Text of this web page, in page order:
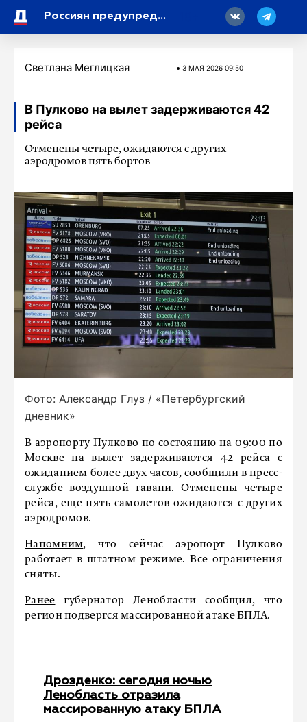
Россиян предупредили о мошенниках под видом дачных мастеров
Светлана Меглицкая 3 МАЯ 2026 09:50
В Пулково на вылет задерживаются 42
рейса
Отменены четыре, ожидаются с других
аэродромов пять бортов
Фото: Александр Глуз / «Петербургский
дневник»
В аэропорту Пулково по состоянию на 09:00 по
Москве на вылет задерживаются 42 рейса с
ожиданием более двух часов, сообщили в пресс-
службе воздушной гавани. Отменены четыре
рейса, еще пять самолетов ожидаются с других
аэродромов.
Напомним, что сейчас аэропорт Пулково
работает в штатном режиме. Все ограничения
сняты.
Ранее губернатор Ленобласти сообщил, что
регион подвергся массированной атаке БПЛА.
Дрозденко: сегодня ночью
Ленобласть отразила
массированную атаку БПЛА